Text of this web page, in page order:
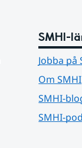
SMHI-
Jobba på
Om SMHI
SMHI-
SMHI-